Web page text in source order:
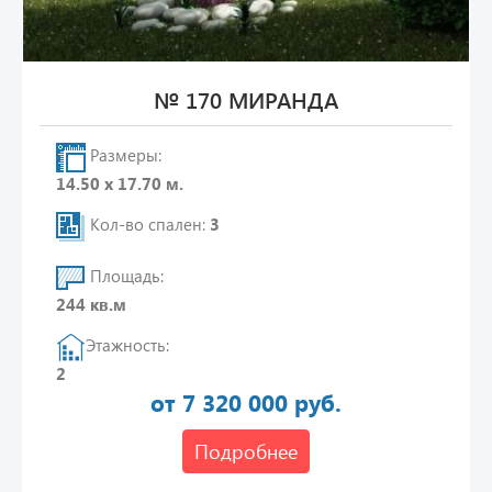
№ 170 МИРАНДА
Размеры:
14.50 х 17.70 м.
Кол-во спален: 3
Площадь:
244 кв.м
Этажность:
2
от 7 320 000 руб.
Подробнее